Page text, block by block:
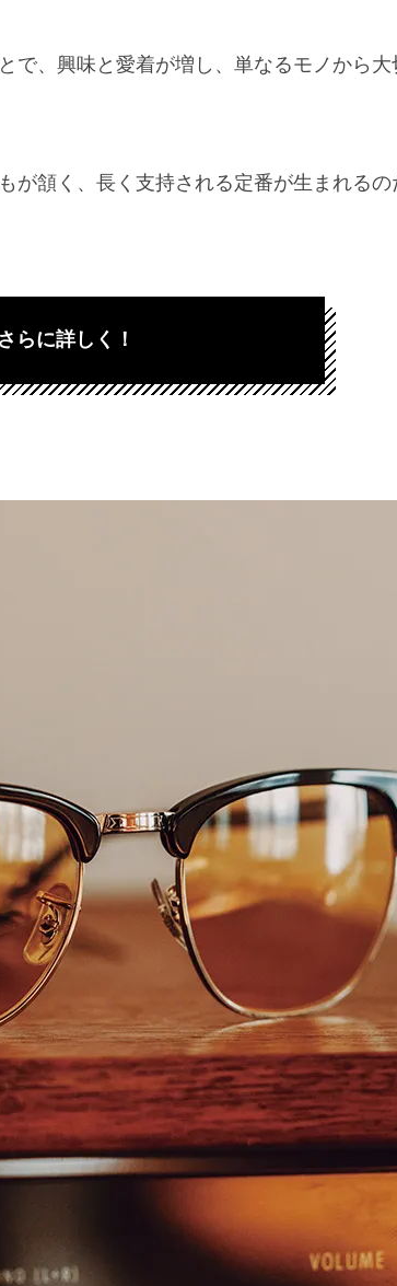
で、興味と愛着が増し、単なるモノから大
が頷く、長く支持される定番が生まれるの
らに詳しく！